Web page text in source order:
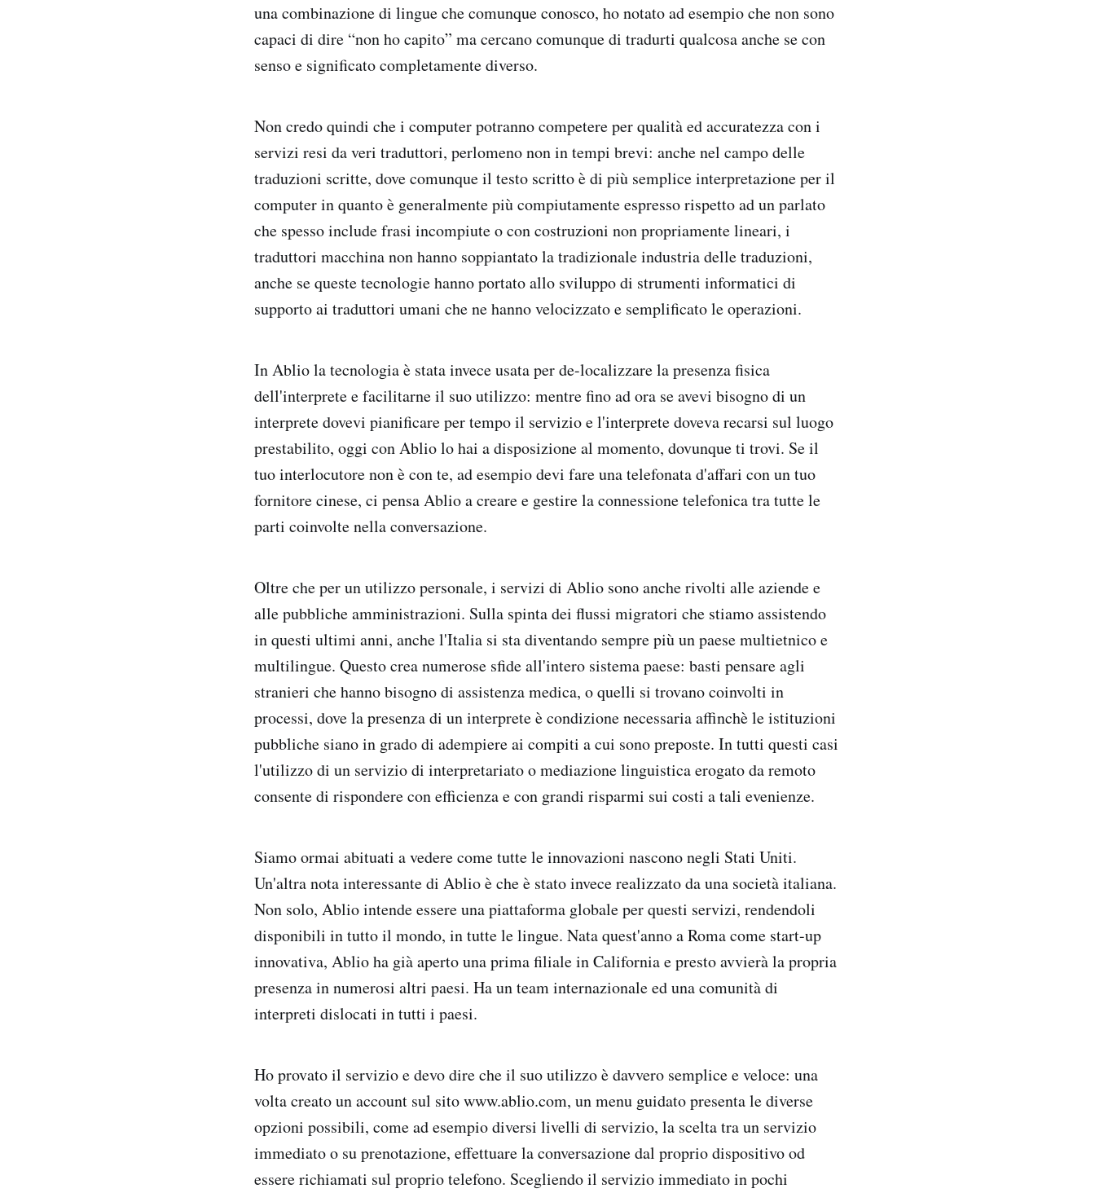
una combinazione di lingue che comunque conosco, ho notato ad esempio che non sono
capaci di dire “non ho capito” ma cercano comunque di tradurti qualcosa anche se con
senso e significato completamente diverso.
Non credo quindi che i computer potranno competere per qualità ed accuratezza con i
servizi resi da veri traduttori, perlomeno non in tempi brevi: anche nel campo delle
traduzioni scritte, dove comunque il testo scritto è di più semplice interpretazione per il
computer in quanto è generalmente più compiutamente espresso rispetto ad un parlato
che spesso include frasi incompiute o con costruzioni non propriamente lineari, i
traduttori macchina non hanno soppiantato la tradizionale industria delle traduzioni,
anche se queste tecnologie hanno portato allo sviluppo di strumenti informatici di
supporto ai traduttori umani che ne hanno velocizzato e semplificato le operazioni.
In Ablio la tecnologia è stata invece usata per de-localizzare la presenza fisica
dell'interprete e facilitarne il suo utilizzo: mentre fino ad ora se avevi bisogno di un
interprete dovevi pianificare per tempo il servizio e l'interprete doveva recarsi sul luogo
prestabilito, oggi con Ablio lo hai a disposizione al momento, dovunque ti trovi. Se il
tuo interlocutore non è con te, ad esempio devi fare una telefonata d'affari con un tuo
fornitore cinese, ci pensa Ablio a creare e gestire la connessione telefonica tra tutte le
parti coinvolte nella conversazione.
Oltre che per un utilizzo personale, i servizi di Ablio sono anche rivolti alle aziende e
alle pubbliche amministrazioni. Sulla spinta dei flussi migratori che stiamo assistendo
in questi ultimi anni, anche l'Italia si sta diventando sempre più un paese multietnico e
multilingue. Questo crea numerose sfide all'intero sistema paese: basti pensare agli
stranieri che hanno bisogno di assistenza medica, o quelli si trovano coinvolti in
processi, dove la presenza di un interprete è condizione necessaria affinchè le istituzioni
pubbliche siano in grado di adempiere ai compiti a cui sono preposte. In tutti questi casi
l'utilizzo di un servizio di interpretariato o mediazione linguistica erogato da remoto
consente di rispondere con efficienza e con grandi risparmi sui costi a tali evenienze.
Siamo ormai abituati a vedere come tutte le innovazioni nascono negli Stati Uniti.
Un'altra nota interessante di Ablio è che è stato invece realizzato da una società italiana.
Non solo, Ablio intende essere una piattaforma globale per questi servizi, rendendoli
disponibili in tutto il mondo, in tutte le lingue. Nata quest'anno a Roma come start-up
innovativa, Ablio ha già aperto una prima filiale in California e presto avvierà la propria
presenza in numerosi altri paesi. Ha un team internazionale ed una comunità di
interpreti dislocati in tutti i paesi.
Ho provato il servizio e devo dire che il suo utilizzo è davvero semplice e veloce: una
volta creato un account sul sito www.ablio.com, un menu guidato presenta le diverse
opzioni possibili, come ad esempio diversi livelli di servizio, la scelta tra un servizio
immediato o su prenotazione, effettuare la conversazione dal proprio dispositivo od
essere richiamati sul proprio telefono. Scegliendo il servizio immediato in pochi